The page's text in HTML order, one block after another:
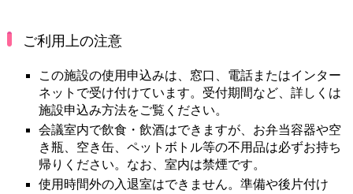
ご利用上の注意
この施設の使用申込みは、窓口、電話またはインター
ネットで受け付けています。受付期間など、詳しくは
施設申込み方法をご覧ください。
会議室内で飲食・飲酒はできますが、お弁当容器や空
き瓶、空き缶、ペットボトル等の不用品は必ずお持ち
帰りください。なお、室内は禁煙です。
使用時間外の入退室はできません。準備や後片付け